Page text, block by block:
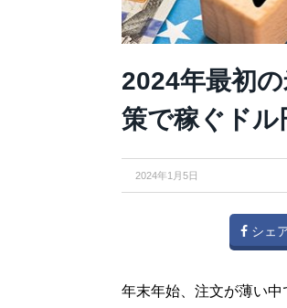
2024年最初
策で稼ぐドル
2024年1月5日
シェ
年末年始、注文が薄い